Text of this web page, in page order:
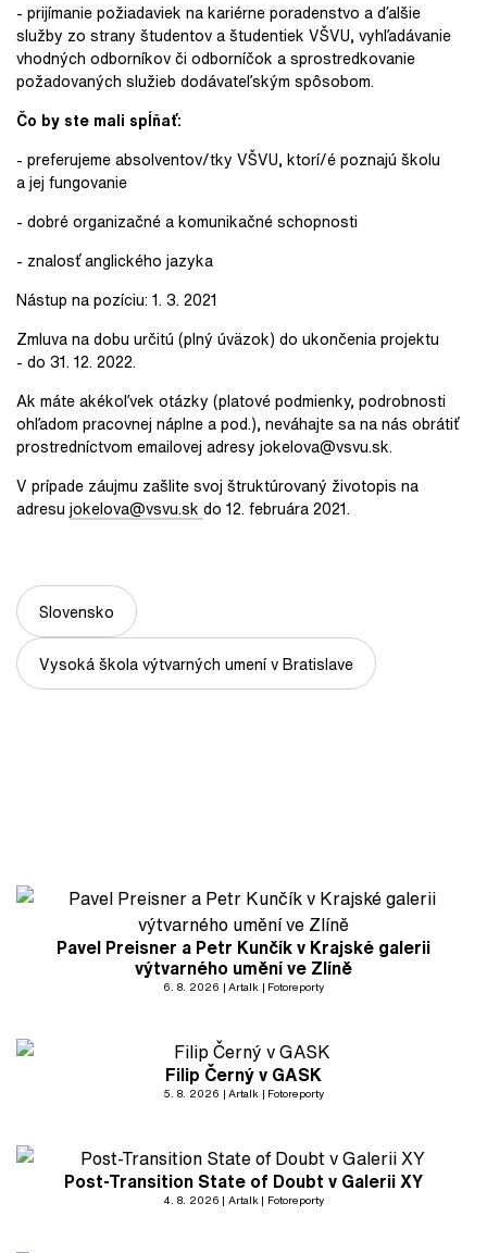
- prijímanie požiadaviek na kariérne poradenstvo a ďalšie
služby zo strany študentov a študentiek VŠVU, vyhľadávanie
vhodných odborníkov či odborníčok a sprostredkovanie
požadovaných služieb dodávateľským spôsobom.
Čo by ste mali spĺňať:
- preferujeme absolventov/tky VŠVU, ktorí/é poznajú školu
a jej fungovanie
- dobré organizačné a komunikačné schopnosti
- znalosť anglického jazyka
Nástup na pozíciu: 1. 3. 2021
Zmluva na dobu určitú (plný úväzok) do ukončenia projektu
- do 31. 12. 2022.
Ak máte akékoľvek otázky (platové podmienky, podrobnosti
ohľadom pracovnej náplne a pod.), neváhajte sa na nás obrátiť
prostredníctvom emailovej adresy jokelova@vsvu.sk.
V prípade záujmu zašlite svoj štruktúrovaný životopis na
adresu jokelova@vsvu.sk do 12. februára 2021.
Slovensko
Vysoká škola výtvarných umení v Bratislave
Pavel Preisner a Petr Kunčík v Krajské galerii
výtvarného umění ve Zlíně
6. 8. 2026 Artalk Fotoreporty
Filip Černý v GASK
5. 8. 2026 Artalk Fotoreporty
Post-Transition State of Doubt v Galerii XY
4. 8. 2026 Artalk Fotoreporty